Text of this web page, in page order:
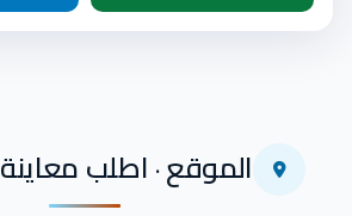
الموقع · اطلب